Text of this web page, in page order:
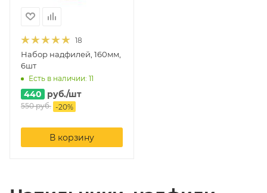
18
Набор надфилей, 160мм,
6шт
Есть в наличии: 11
440 руб./шт
550руб. -20%
В корзину